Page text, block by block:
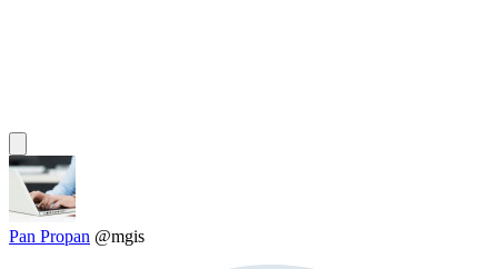
Pan Propan @mgis